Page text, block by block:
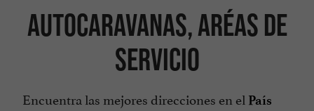
Autocaravanas, Aréas de
Servicio
Encuentra las mejores direcciones en el País